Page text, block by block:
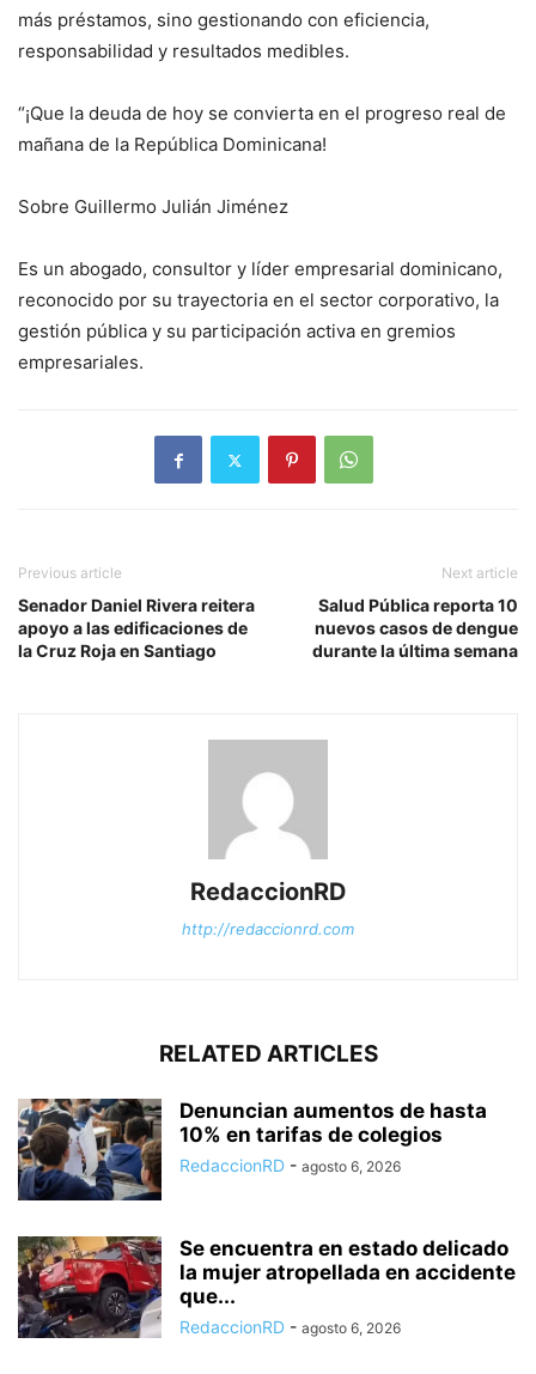
más préstamos, sino gestionando con eficiencia,
responsabilidad y resultados medibles.
“¡Que la deuda de hoy se convierta en el progreso real de
mañana de la República Dominicana!
Sobre Guillermo Julián Jiménez
Es un abogado, consultor y líder empresarial dominicano,
reconocido por su trayectoria en el sector corporativo, la
gestión pública y su participación activa en gremios
empresariales.
Previous article
Senador Daniel Rivera reitera
apoyo a las edificaciones de
la Cruz Roja en Santiago
Next article
Salud Pública reporta 10
nuevos casos de dengue
durante la última semana
RedaccionRD
http://redaccionrd.com
RELATED ARTICLES
Denuncian aumentos de hasta
10% en tarifas de colegios
RedaccionRD - agosto 6, 2026
Se encuentra en estado delicado
la mujer atropellada en accidente
que...
RedaccionRD - agosto 6, 2026